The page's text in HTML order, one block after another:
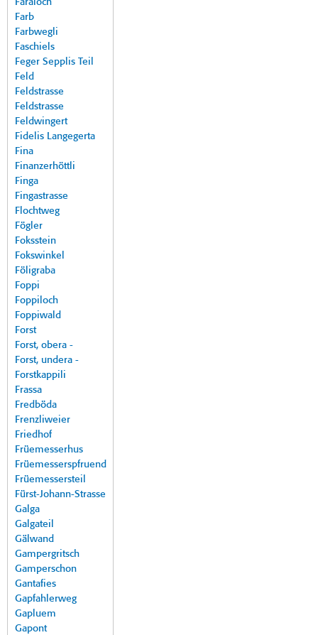
Faraloch
Farb
Farbwegli
Faschiels
Feger Sepplis Teil
Feld
Feldstrasse
Feldstrasse
Feldwingert
Fidelis Langegerta
Fina
Finanzerhöttli
Finga
Fingastrasse
Flochtweg
Fögler
Foksstein
Fokswinkel
Föligraba
Foppi
Foppiloch
Foppiwald
Forst
Forst, obera -
Forst, undera -
Forstkappili
Frassa
Fredböda
Frenzliweier
Friedhof
Früemesserhus
Früemesserspfruend
Früemessersteil
Fürst-Johann-Strasse
Galga
Galgateil
Gälwand
Gampergritsch
Gamperschon
Gantafies
Gapfahlerweg
Gapluem
Gapont